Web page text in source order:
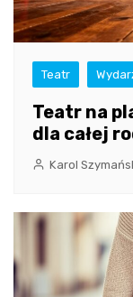
Teatr
Teatr na
dla całej
Karol